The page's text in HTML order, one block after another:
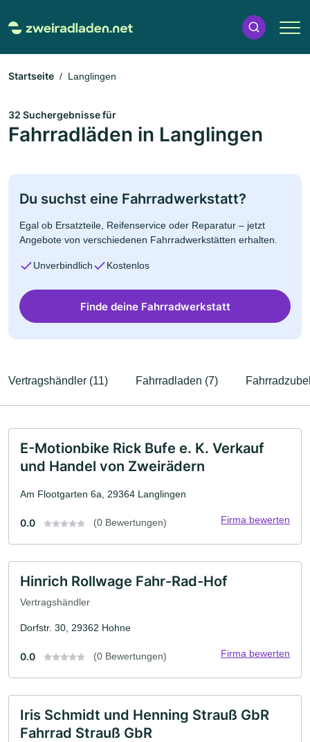
Startseite Langlingen
32 Suchergebnisse für
Fahrradläden in Langlingen
Du suchst eine Fahrradwerkstatt?
Egal ob Ersatzteile, Reifenservice oder Reparatur – jetzt
Angebote von verschiedenen Fahrradwerkstätten erhalten.
Unverbindlich Kostenlos
Finde deine Fahrradwerkstatt
Vertragshändler (11) Fahrradladen (7)
E-Motionbike Rick Bufe e. K. Verkauf
und Handel von Zweirädern
Am Flootgarten 6a, 29364 Langlingen
0.0 (0 Bewertungen) Firma bewerten
Hinrich Rollwage Fahr-Rad-Hof
Vertragshändler
Dorfstr. 30, 29362 Hohne
0.0 (0 Bewertungen) Firma bewerten
Iris Schmidt und Henning Strauß GbR
Fahrrad Strauß GbR